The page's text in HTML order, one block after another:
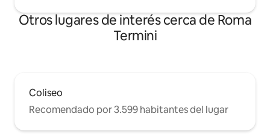
Otros lugares de interés cerca de Roma
Termini
Coliseo
Recomendado por 3.599 habitantes del lugar